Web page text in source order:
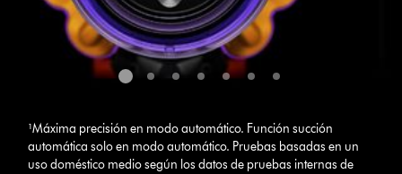
¹Máxima precisión en modo automático. Función succión
automática solo en modo automático. Pruebas basadas en un
uso doméstico medio según los datos de pruebas internas de